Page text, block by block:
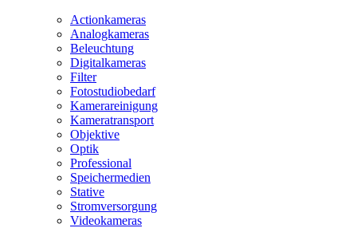
Actionkameras
Analogkameras
Beleuchtung
Digitalkameras
Filter
Fotostudiobedarf
Kamerareinigung
Kameratransport
Objektive
Optik
Professional
Speichermedien
Stative
Stromversorgung
Videokameras